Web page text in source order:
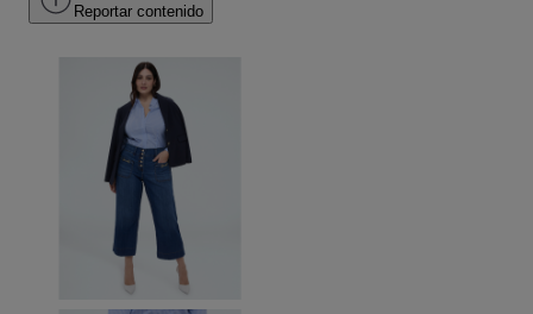
Reportar contenido